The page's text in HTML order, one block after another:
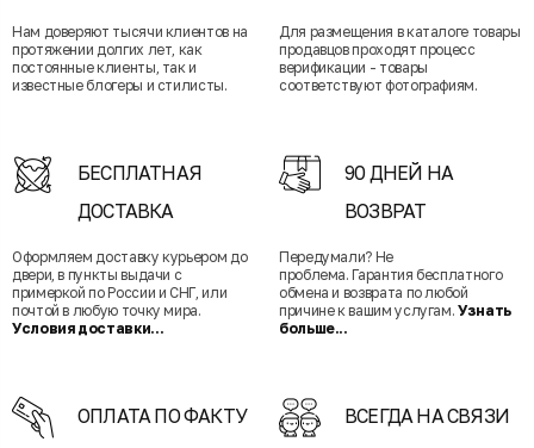
Нам доверяют тысячи клиентов на
протяжении долгих лет, как
постоянные клиенты, так и
известные блогеры и стилисты.
Для размещения в каталоге товары
продавцов проходят процесс
верификации - товары
соответствуют фотографиям.
БЕСПЛАТНАЯ
ДОСТАВКА
Оформляем доставку курьером до
двери, в пункты выдачи с
примеркой по России и СНГ, или
почтой в любую точку мира.
Условия доставки...
90 ДНЕЙ НА
ВОЗВРАТ
Передумали? Не
проблема. Гарантия бесплатного
обмена и возврата по любой
причине к вашим услугам. Узнать
больше...
ОПЛАТА ПО ФАКТУ ВСЕГДА НА СВЯЗИ